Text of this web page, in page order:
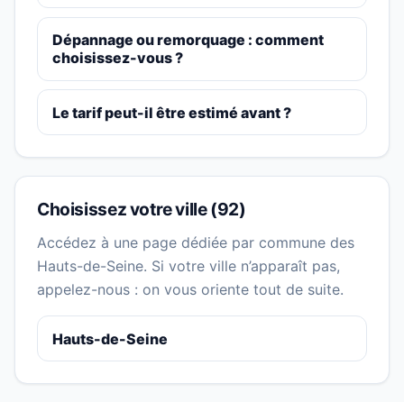
Dépannage ou remorquage : comment
choisissez-vous ?
Le tarif peut-il être estimé avant ?
Choisissez votre ville (92)
Accédez à une page dédiée par commune des
Hauts-de-Seine. Si votre ville n’apparaît pas,
appelez-nous : on vous oriente tout de suite.
Hauts-de-Seine